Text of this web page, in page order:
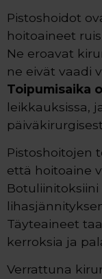
Pistoshoidot
hoitoaineet
Ne eroavat
ne eivät vaadi
Toipumisaika
leikkauksissa,
Pistoshoitojen
että hoitoaine
Täyteaineet
kerroksia ja
Verrattuna